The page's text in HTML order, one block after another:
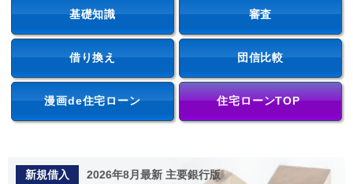
基礎知識 審査
借り換え 団信比較
漫画de住宅ローン 住宅ローンTOP
新規借入 2026年8月最新 主要銀行版